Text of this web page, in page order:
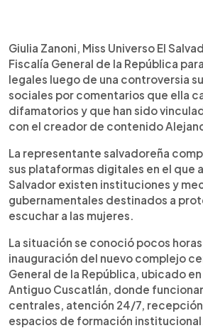
► Escuchar artículo
Giulia Zanoni, Miss Universo El
acudió a la Fiscalía General de la
tomar acciones legales tras una
redes sociales por comentarios
difamatorios. La representante
destacó la importancia de utilizar
institucionales para denunciar
afecten la dignidad, seguridad y
mujeres, mientras el caso
reacciones públicas.
Giulia Zanoni, Miss Universo El
Fiscalía General de la República
legales luego de una controversia
sociales por comentarios que ella
difamatorios y que han sido
con el creador de contenido
La representante salvadoreña
sus plataformas digitales en el que
Salvador existen instituciones y
gubernamentales destinados a
escuchar a las mujeres.
La situación se conoció pocos
inauguración del nuevo complejo
General de la República, ubicado en
Antiguo Cuscatlán, donde
centrales, atención 24/7,
espacios de formación